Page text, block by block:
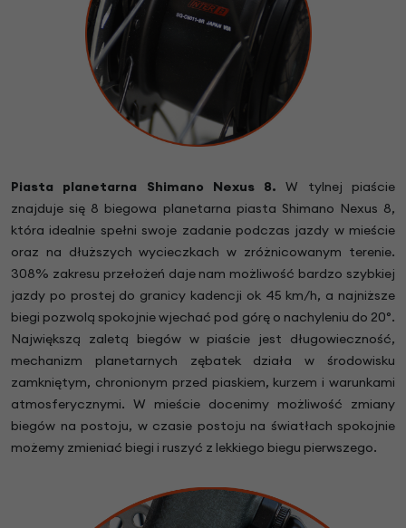
Piasta planetarna Shimano Nexus 8.W tylnej piaście
znajduje się 8 biegowa planetarna piasta Shimano Nexus 8,
która idealnie spełni swoje zadanie podczas jazdy w mieście
oraz na dłuższych wycieczkach w zróżnicowanym terenie.
308% zakresu przełożeń daje nam możliwość bardzo szybkiej
jazdy po prostej do granicy kadencji ok 45 km/h, a najniższe
biegi pozwolą spokojnie wjechać pod górę o nachyleniu do 20°.
Największą zaletą biegów w piaście jest długowieczność,
mechanizm planetarnych zębatek działa w środowisku
zamkniętym, chronionym przed piaskiem, kurzem i warunkami
atmosferycznymi. W mieście docenimy możliwość zmiany
biegów na postoju, w czasie postoju na światłach spokojnie
możemy zmieniać biegi i ruszyć z lekkiego biegu pierwszego.